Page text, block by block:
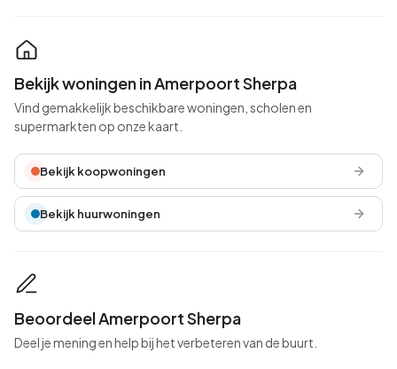
Bekijk woningen in Amerpoort Sherpa
Vind gemakkelijk beschikbare woningen, scholen en
supermarkten op onze kaart.
Bekijk koopwoningen
Bekijk huurwoningen
Beoordeel Amerpoort Sherpa
Deel je mening en help bij het verbeteren van de buurt.